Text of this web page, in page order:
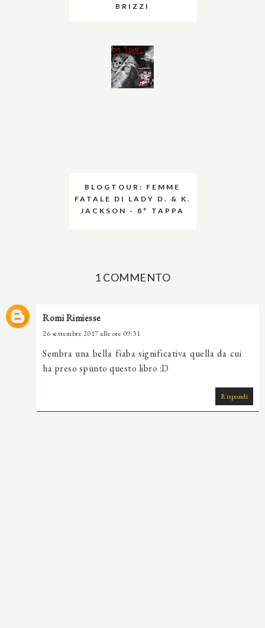
BRIZZI
BLOGTOUR: FEMME
FATALE DI LADY D. & K.
JACKSON - 8° TAPPA
1 COMMENTO
Romi Rimiesse
26 settembre 2017 alle ore 09:31
Sembra una bella fiaba significativa quella da cui
ha preso spunto questo libro :D
Rispondi